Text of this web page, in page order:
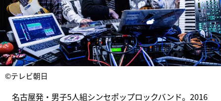
©テレビ朝日
名古屋発・男子5人組シンセポップロックバンド。2016